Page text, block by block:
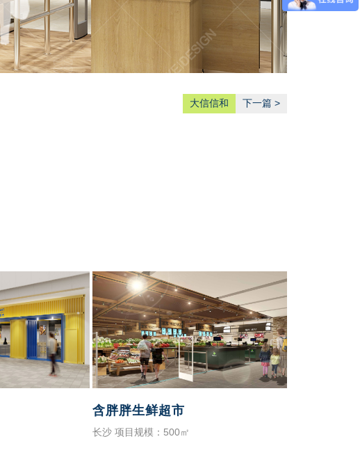
下一篇 >
大信信和
含胖胖生鲜超市
长沙 项目规模：500㎡